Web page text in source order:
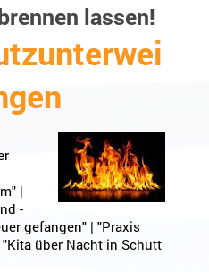
lassen!
|
-
gefangen" | "Praxis
über Nacht in Schutt